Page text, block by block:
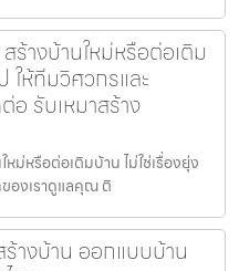
ร้างบ้านใหม่หรือต่อเติม
ให้ทีมวิศวกรและ
รับเหมาสร้าง
ม่หรือต่อเติมบ้าน ไม่ใช่เรื่องยุ่ง
องเราดูแลคุณ ติ
างบ้าน ออกแบบบ้าน